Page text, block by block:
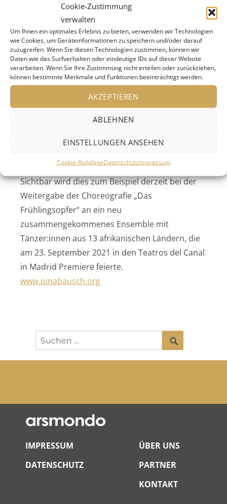
Cookie-Zustimmung
verwalten
Um Ihnen ein optimales Erlebnis zu bieten, verwenden wir Technologien
wie Cookies, um Geräteinformationen zu speichern und/oder darauf
zuzugreifen. Wenn Sie diesen Technologien zustimmen, können wir
Daten wie das Surfverhalten oder eindeutige IDs auf dieser Website
verarbeiten. Wenn Sie Ihre Zustimmung nicht erteilen oder zurückziehen,
können bestimmte Merkmale und Funktionen beeinträchtigt werden.
AKZEPTIEREN
ABLEHNEN
EINSTELLUNGEN ANSEHEN
Cookie-RichtlinieDatenschutzImpressum
Sichtbar wird dies zum Beispiel derzeit bei der
Weitergabe der Choreografie „Das
Frühlingsopfer“ an ein neu
zusammengekommenes Ensemble mit
Tänzer:innen aus 13 afrikanischen Ländern, die
am 23. September 2021 in den Teatros del Canal
in Madrid Premiere feierte.
www.pinabausch.org
Suchen
nach:
SUCHEN
IMPRESSUM
DATENSCHUTZ
ÜBER UNS
PARTNER
KONTAKT